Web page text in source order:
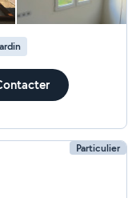
Particulier